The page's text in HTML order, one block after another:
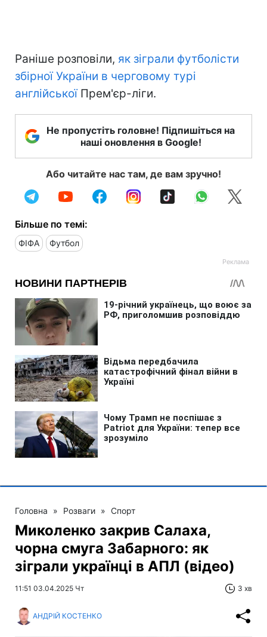
Раніше розповіли, як зіграли футболісти
збірної України в черговому турі
англійськоїПрем'єр-ліги.
Не пропустіть головне! Підпишіться на
наші оновлення в Google!
Або читайте нас там, де вам зручно!
Більше по темі:
ФІФА Футбол
Головна » Розваги » Спорт
Миколенко закрив Салаха,
чорна смуга Забарного: як
зіграли українці в АПЛ (відео)
11:51 03.04.2025 Чт 3 хв
АНДРІЙ КОСТЕНКО